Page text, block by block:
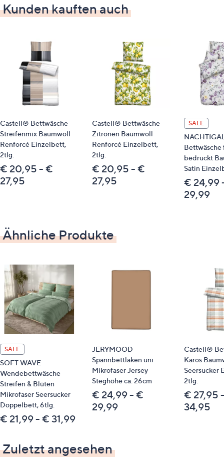
hautsympathisch
atmungsaktiv
strapazierfähig
Material
100 % Baumwolle, gewebt
Normalwäsche 60 °C
trocknergeeignet
Identifikationsnummer
GTIN: 4053855524807
839945 Castell® Spannbettlaken
Dieser Artikel ist nicht an einen Paketshop, eine
Packstation oder ins Ausland lieferbar.
Qualitätshinweise
STANDARD 100 by OEKO-TEX®
Kunden kauften auch
Castell® Bettwäsche
Streifenmix Baumwoll
Renforcé Einzelbett,
2tlg.
€ 20,95 - €
27,95
Castell® Bettwäsche
Zitronen Baumwoll
Renforcé Einzelbett,
2tlg.
€ 20,95 - €
27,95
SALE
Bettwäsche
bedruckt
Satin
€ 24,99
29,99
Ähnliche Produkte
SALE
SOFT WAVE
Wendebettwäsche
Streifen & Blüten
Mikrofaser Seersucker
Doppelbett, 6tlg.
€ 21,99 - € 31,99
JERYMOOD
Spannbettlaken uni
Mikrofaser Jersey
Steghöhe ca. 26cm
€ 24,99 - €
29,99
Castell®
Karos
Seersucker
2tlg.
€ 27,95
34,95
Zuletzt angesehen